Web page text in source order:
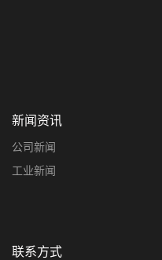
新闻资讯
公司新闻
工业新闻
联系方式